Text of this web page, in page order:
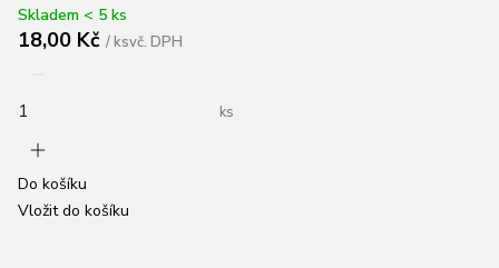
Skladem < 5 ks
18,00 Kč /ksvč. DPH
ks
Do košíku
Vložit do košíku